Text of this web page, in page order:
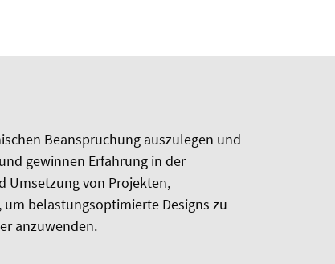
Beanspruchung auszulegen und
gewinnen Erfahrung in der
Umsetzung von Projekten,
belastungsoptimierte Designs zu
anzuwenden.